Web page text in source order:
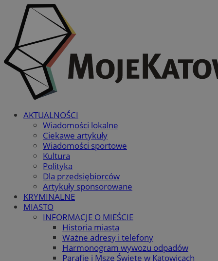
AKTUALNOŚCI
Wiadomości lokalne
Ciekawe artykuły
Wiadomości sportowe
Kultura
Polityka
Dla przedsiębiorców
Artykuły sponsorowane
KRYMINALNE
MIASTO
INFORMACJE O MIEŚCIE
Historia miasta
Ważne adresy i telefony
Harmonogram wywozu odpadów
Parafie i Msze Święte w Katowicach